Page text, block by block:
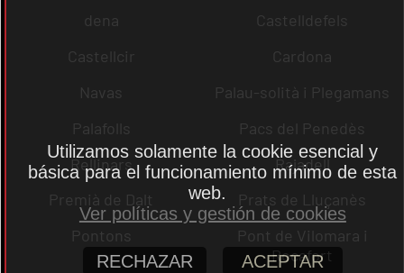
dena
Castelldefels
Castellcir
Cardona
Navas
Palau-solità i Plegamans
Palafolls
Pacs del Penedès
Rellinars
Rajadell
Premià de Dalt
Prats de Lluçanès
Pontons
Pont de Vilomara i
Rocafort
Utilizamos solamente la cookie esencial y
básica para el funcionamiento mínimo de esta
web.
Ver políticas y gestión de cookies
RECHAZAR ACEPTAR